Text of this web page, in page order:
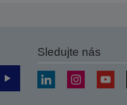
Odeslat
Sledujte nás